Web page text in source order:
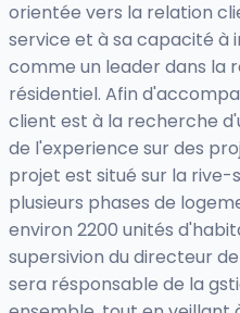
orientée vers la relation
service et à sa capacité à
comme un leader dans la
résidentiel. Afin
client est à la recherche
de l'experience sur des
projet est situé sur la rive-
plusieurs phases de
environ 2200 unités
supersivion du directeur
sera résponsable de la